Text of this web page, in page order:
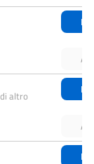
altro